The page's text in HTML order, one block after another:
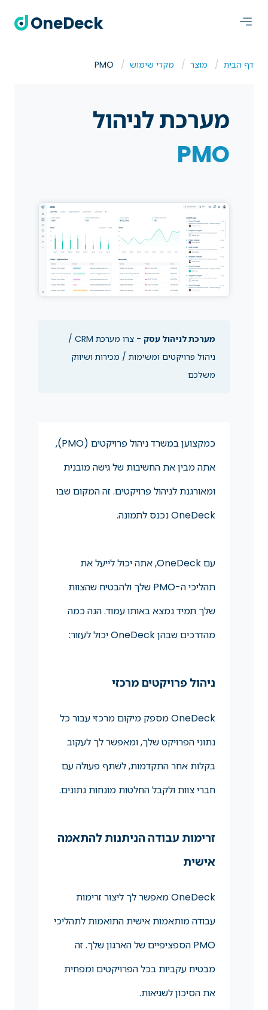
OneDeck
דף הבית מוצר מקרי שימוש PMO
מערכת לניהול
PMO
מערכת לניהול עסק
- צרו מערכת CRM /
ניהול פרויקטים ומשימות / מכירות ושיווק
משלכם
כמקצוען במשרד ניהול פרויקטים (PMO),
אתה מבין את החשיבות של גישה מובנית
ומאורגנת לניהול פרויקטים. זה המקום שבו
OneDeck נכנס לתמונה.
עם OneDeck, אתה יכול לייעל את
תהליכי ה-PMO שלך ולהבטיח שהצוות
שלך תמיד נמצא באותו עמוד. הנה כמה
מהדרכים שבהן OneDeck יכול לעזור:
ניהול פרויקטים מרכזי
OneDeck מספק מיקום מרכזי עבור כל
נתוני הפרויקט שלך, ומאפשר לך לעקוב
בקלות אחר התקדמות, לשתף פעולה עם
חברי צוות ולקבל החלטות מונחות נתונים.
זרימות עבודה הניתנות להתאמה
אישית
OneDeck מאפשר לך ליצור זרימות
עבודה מותאמות אישית התואמות לתהליכי
PMO הספציפיים של הארגון שלך. זה
מבטיח עקביות בכל הפרויקטים ומפחית
את הסיכון לשגיאות.